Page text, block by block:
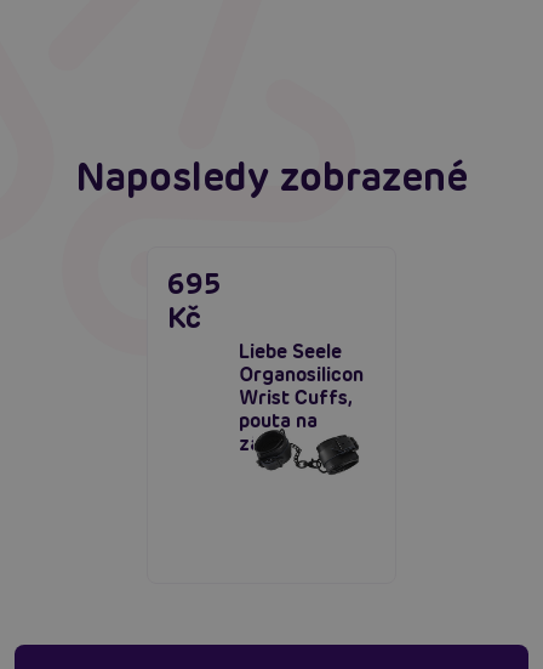
Naposledy zobrazené
Liebe Seele
Organosilicon
Wrist Cuffs,
pouta na
zápěstí
695
Kč